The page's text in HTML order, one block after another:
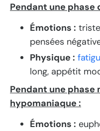
Pendant une phase
Émotions :
pensées
Physique :
long, appétit
Pendant une phase
hypomaniaque :
Émotions :